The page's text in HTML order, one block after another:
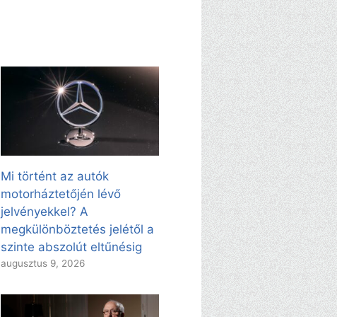
Mi történt az autók
motorháztetőjén lévő
jelvényekkel? A
megkülönböztetés jelétől a
szinte abszolút eltűnésig
augusztus 9, 2026